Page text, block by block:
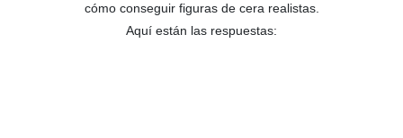
cómo conseguir figuras de cera realistas.
Aquí están las respuestas: